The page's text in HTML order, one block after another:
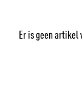
Er is geen artikel